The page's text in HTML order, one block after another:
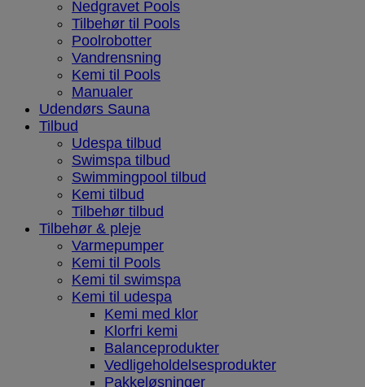
Nedgravet Pools
Tilbehør til Pools
Poolrobotter
Vandrensning
Kemi til Pools
Manualer
Udendørs Sauna
Tilbud
Udespa tilbud
Swimspa tilbud
Swimmingpool tilbud
Kemi tilbud
Tilbehør tilbud
Tilbehør & pleje
Varmepumper
Kemi til Pools
Kemi til swimspa
Kemi til udespa
Kemi med klor
Klorfri kemi
Balanceprodukter
Vedligeholdelsesprodukter
Pakkeløsninger